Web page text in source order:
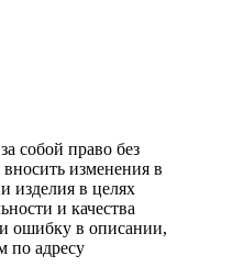
собой право без
изменения в
изделия в целях
и качества
ошибку в описании,
по адресу